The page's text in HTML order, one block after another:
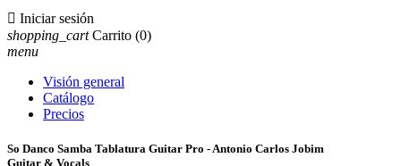
 Iniciar sesión
shopping_cart Carrito (0)
menu
Visión general
Catálogo
Precios
So Danco Samba Tablatura Guitar Pro - Antonio Carlos Jobim
Guitar & Vocals